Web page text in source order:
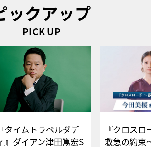
ックアップ
PICK UP
『タイムトラベルダデ
』ダイアン津田篤宏S
『クロス
救急の約束